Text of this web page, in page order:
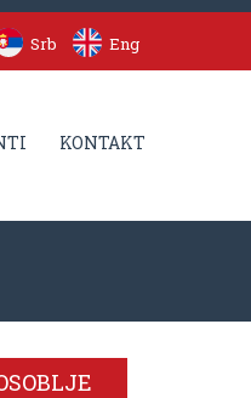
Srb Eng
KONTAKT